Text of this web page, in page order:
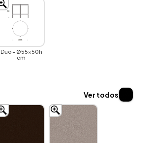
Duo - Ø55x50h
cm
Ver todos